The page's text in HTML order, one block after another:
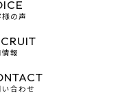
様の声
報
い合わせ